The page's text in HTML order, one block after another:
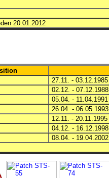
20.01.2012
27.11. - 03.12.1985
02.12. - 07.12.1988
05.04. - 11.04.1991
26.04. - 06.05.1993
12.11. - 20.11.1995
04.12. - 16.12.1998
08.04. - 19.04.2002